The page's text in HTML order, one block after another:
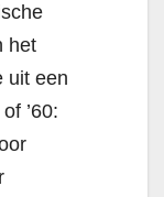
het
uit een
’60: